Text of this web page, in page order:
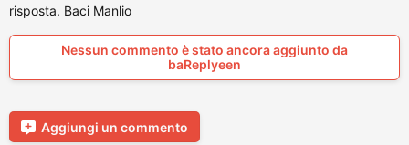
risposta. Baci Manlio
Nessun commento è stato ancora aggiunto da
baReplyeen
Aggiungi un commento